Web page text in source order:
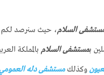
السلام
بمستشفى السلام بالمملكة
وكذلكمستشفى دله